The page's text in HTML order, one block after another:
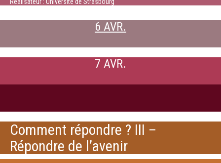
6 AVR.
7 AVR.
Comment répondre ? III –
Répondre de l’avenir